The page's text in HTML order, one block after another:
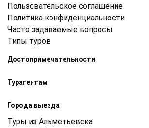
Пользовательское соглашение
Политика конфиденциальности
Часто задаваемые вопросы
Типы туров
Достопримечательности
Турагентам
Города выезда
Туры из Альметьевска